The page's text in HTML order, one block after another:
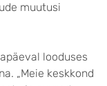
muutusi
looduses
„Meie keskkond